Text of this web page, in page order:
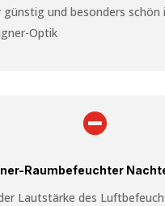
günstig und besonders schön
Optik

Raumbefeuchter
Lautstärke des